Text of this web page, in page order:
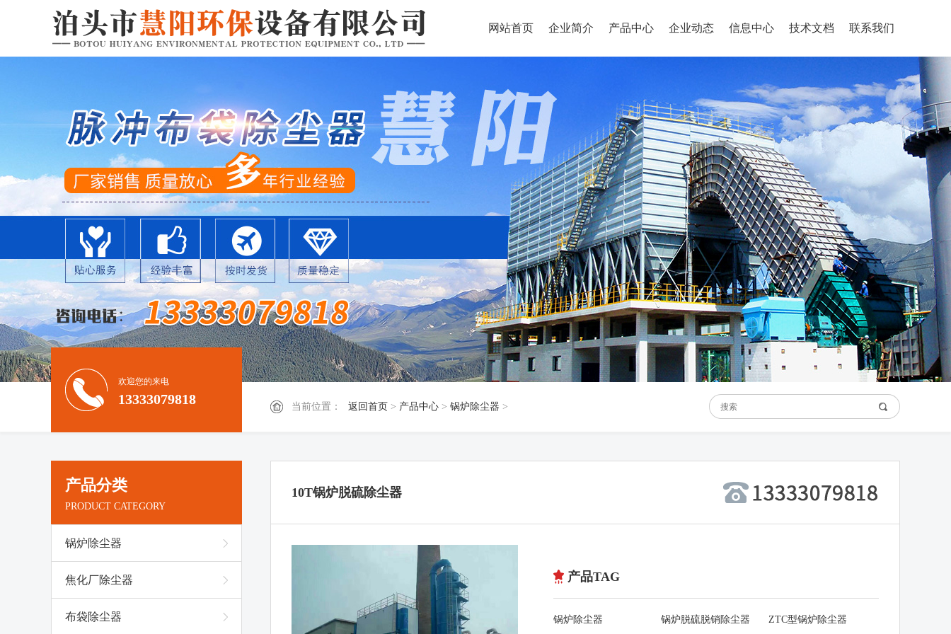
网站首页 企业简介 产品中心 企业动态 信息中心 技术文档 联系我们
当前位置： 返回首页 > 产品中心 > 锅炉除尘器 >
欢迎您的来电
13333079818
产品分类
PRODUCT CATEGORY
锅炉除尘器
焦化厂除尘器
布袋除尘器
10T锅炉脱硫除尘器
产品TAG
锅炉除尘器 锅炉脱硫脱销除尘器 ZTC型锅炉除尘器